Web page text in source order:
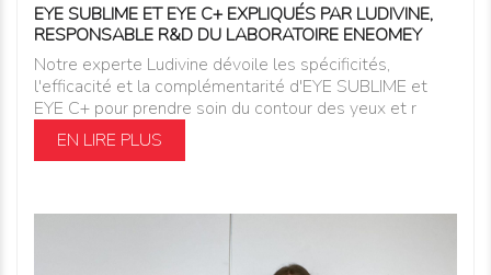
EYE SUBLIME ET EYE C+ EXPLIQUÉS PAR LUDIVINE,
RESPONSABLE R&D DU LABORATOIRE ENEOMEY
Notre experte Ludivine dévoile les spécificités,
l'efficacité et la complémentarité d'EYE SUBLIME et
EYE C+ pour prendre soin du contour des yeux et r
EN LIRE PLUS